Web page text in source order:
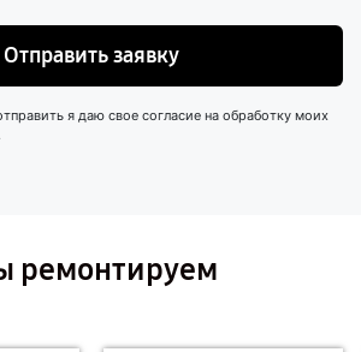
Отправить заявку
я даю свое согласие на обработку моих
.
ремонтируем